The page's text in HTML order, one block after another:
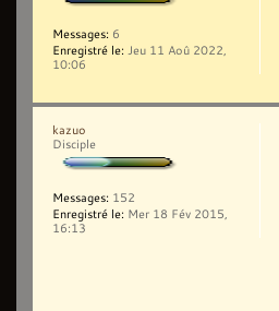
Messages: 6
Enregistré le: Jeu 11 Aoû 2022,
10:06
kazuo
Disciple
Messages: 152
Enregistré le: Mer 18 Fév 2015,
16:13